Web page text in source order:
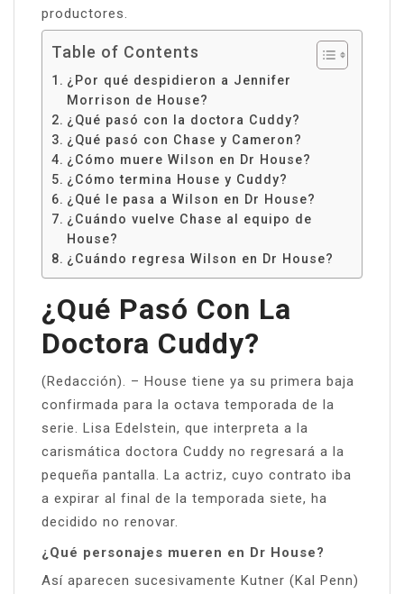
productores.
Table of Contents
¿Por qué despidieron a Jennifer
Morrison de House?
¿Qué pasó con la doctora Cuddy?
¿Qué pasó con Chase y Cameron?
¿Cómo muere Wilson en Dr House?
¿Cómo termina House y Cuddy?
¿Qué le pasa a Wilson en Dr House?
¿Cuándo vuelve Chase al equipo de
House?
¿Cuándo regresa Wilson en Dr House?
¿Qué Pasó Con La
Doctora Cuddy?
(Redacción). – House tiene ya su primera baja
confirmada para la octava temporada de la
serie. Lisa Edelstein, que interpreta a la
carismática doctora Cuddy no regresará a la
pequeña pantalla. La actriz, cuyo contrato iba
a expirar al final de la temporada siete, ha
decidido no renovar.
¿Qué personajes mueren en Dr House?
Así aparecen sucesivamente Kutner (Kal Penn)